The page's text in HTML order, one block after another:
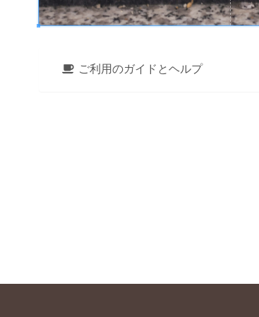
ご利用のガイドとヘルプ